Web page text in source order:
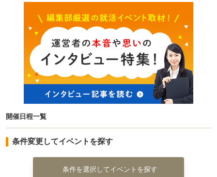
開催日程一覧
条件変更してイベントを探す
条件を選択してイベントを探す